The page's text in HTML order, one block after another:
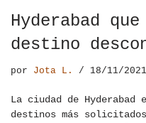
Hyderabad
destino
por Jota L. 18/11/2021
La ciudad de
destinos más